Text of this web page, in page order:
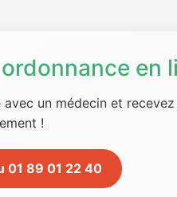
en
un médecin et recevez
!
01 89 01 22 40